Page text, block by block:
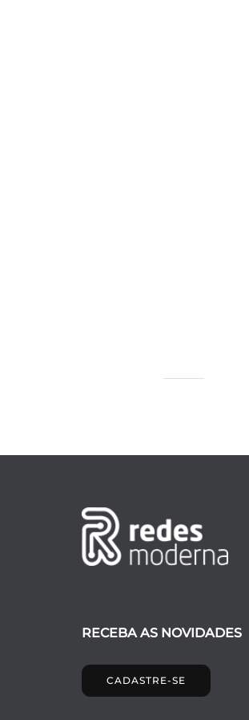
RECEBA AS NOVIDADES
CADASTRE-SE